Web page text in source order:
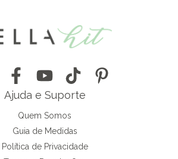
Ajuda e Suporte
Quem Somos
Guia de Medidas
Política de Privacidade